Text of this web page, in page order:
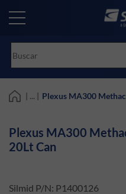
main
| ... | Plexus MA300
Plexus MA300
20Lt Can
Silmid P/N: P1400126